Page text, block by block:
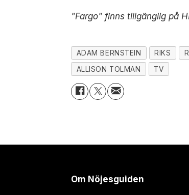
"Fargo" finns tillgänglig på
ADAM BERNSTEIN RIKS
ALLISON TOLMAN
TV
Om Nöjesguiden